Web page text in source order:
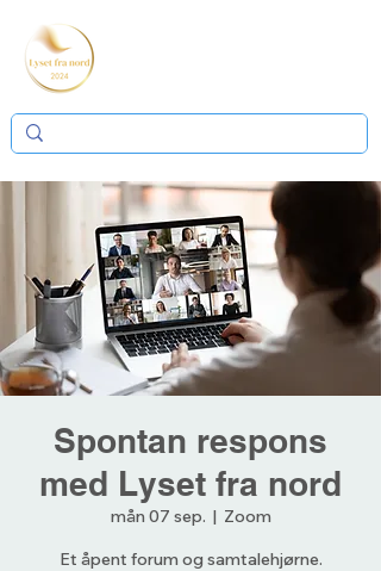
Spontan respons
med Lyset fra nord
mån 07 sep.
  |
Zoom
Et åpent forum og samtalehjørne.